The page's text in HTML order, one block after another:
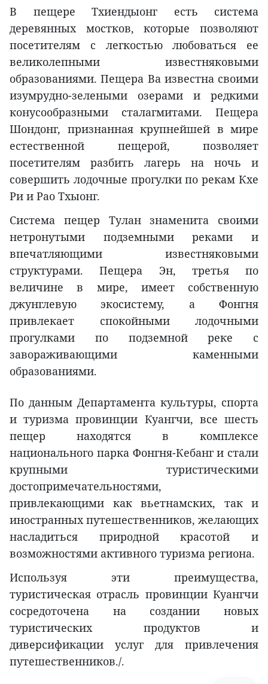
В пещере Тхиендыонг есть система
деревянных мостков, которые позволяют
посетителям с легкостью любоваться ее
великолепными известняковыми
образованиями. Пещера Ва известна своими
изумрудно-зелеными озерами и редкими
конусообразными сталагмитами. Пещера
Шондонг, признанная крупнейшей в мире
естественной пещерой, позволяет
посетителям разбить лагерь на ночь и
совершить лодочные прогулки по рекам Кхе
Ри и Рао Тхыонг.
Система пещер Тулан знаменита своими
нетронутыми подземными реками и
впечатляющими известняковыми
структурами. Пещера Эн, третья по
величине в мире, имеет собственную
джунглевую экосистему, а Фонгня
привлекает спокойными лодочными
прогулками по подземной реке с
завораживающими каменными
образованиями.
По данным Департамента культуры, спорта
и туризма провинции Куангчи, все шесть
пещер находятся в комплексе
национального парка Фонгня-Кебанг и стали
крупными туристическими
достопримечательностями,
привлекающими как вьетнамских, так и
иностранных путешественников, желающих
насладиться природной красотой и
возможностями активного туризма региона.
Используя эти преимущества,
туристическая отрасль провинции Куангчи
сосредоточена на создании новых
туристических продуктов и
диверсификации услуг для привлечения
путешественников./.